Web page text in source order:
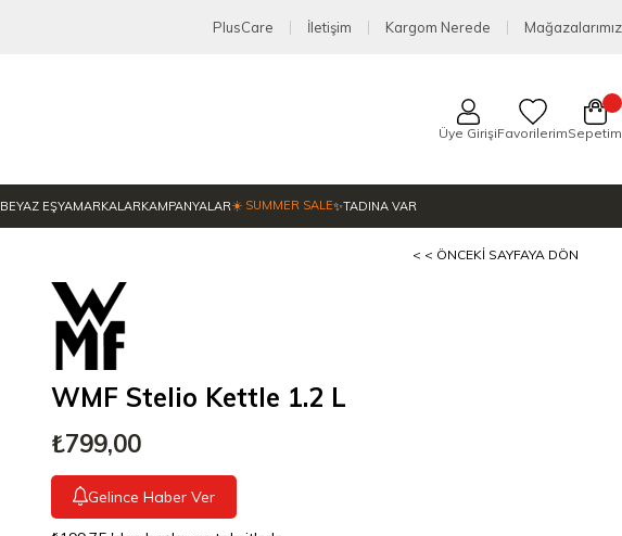
PlusCare İletişim Kargom Nerede Mağazalarımız
Üye GirişiFavorilerimSepetim
BEYAZ EŞYAMARKALARKAMPANYALAR☀️ SUMMER SALE✨TADINA VAR
< < ÖNCEKI SAYFAYA DÖN
WMF Stelio Kettle 1.2 L
₺799,00
Gelince Haber Ver